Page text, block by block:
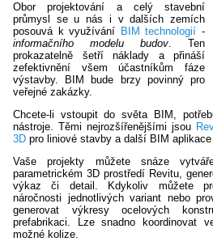
Obor projektování a celý stavební
průmysl se u nás i v dalších zemích
posouvá k využívání BIM technologií -
informačního modelu budov. Ten
prokazatelně šetří náklady a přináší
zefektivnění všem účastníkům fáze
výstavby. BIM bude brzy povinný pro
veřejné zakázky.
Chcete-li vstoupit do světa BIM,
nástroje. Těmi nejrozšířenějšími jsou
3D pro liniové stavby a další BIM
Vaše projekty můžete snáze
parametrickém 3D prostředí Revitu,
výkaz či detail. Kdykoliv můžete
náročnosti jednotlivých variant nebo
generovat výkresy ocelových
prefabrikaci. Lze snadno koordinovat
možné kolize.